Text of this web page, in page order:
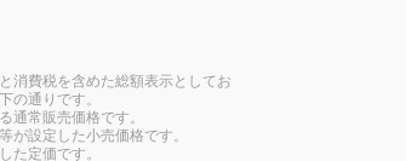
消費税を含めた総額表示としてお
の通りです。
通常販売価格です。
が設定した小売価格です。
た定価です。